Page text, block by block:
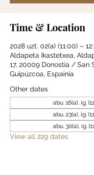
Time & Location
2028 uzt. 02(a) (11:00) –
Aldapeta Ikastetxea,
17, 20009 Donostia / San
Guipúzcoa, Espainia
Other dates
abu. 16(a), ig.
abu. 23(a), ig.
abu. 30(a), ig.
View all 229 dates